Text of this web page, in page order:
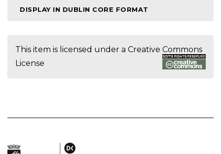
DISPLAY IN DUBLIN CORE FORMAT
This item is licensed under a Creative Commons
License